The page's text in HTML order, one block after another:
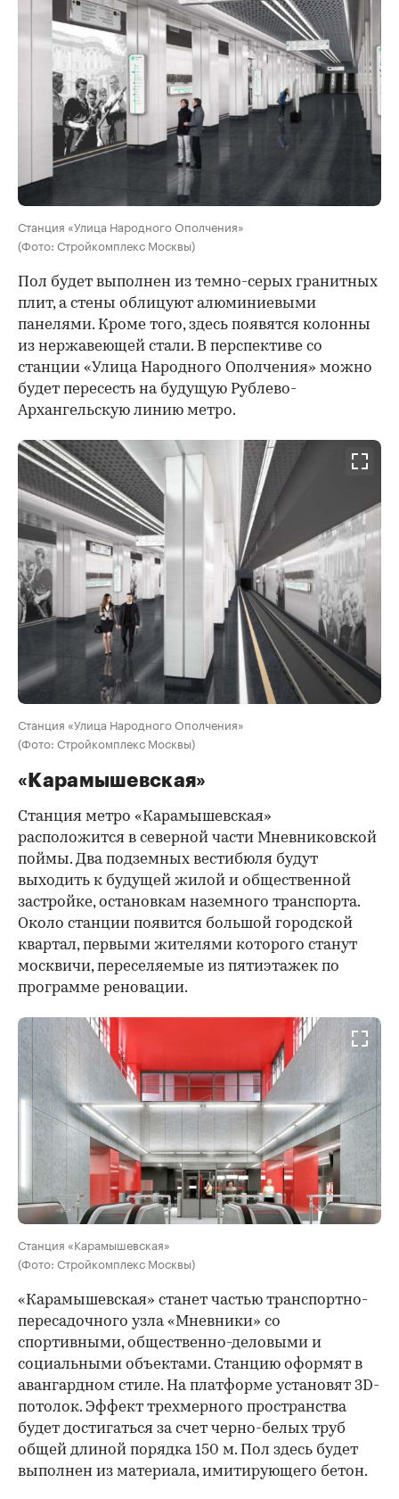
Станция «Улица Народного Ополчения»
(Фото: Стройкомплекс Москвы)
Пол будет выполнен из темно-серых гранитных
плит, а стены облицуют алюминиевыми
панелями. Кроме того, здесь появятся колонны
из нержавеющей стали. В перспективе со
станции «Улица Народного Ополчения» можно
будет пересесть на будущую Рублево-
Архангельскую линию метро.
Станция «Улица Народного Ополчения»
(Фото: Стройкомплекс Москвы)
«Карамышевская»
Станция метро «Карамышевская»
расположится в северной части Мневниковской
поймы. Два подземных вестибюля будут
выходить к будущей жилой и общественной
застройке, остановкам наземного транспорта.
Около станции появится большой городской
квартал, первыми жителями которого станут
москвичи, переселяемые из пятиэтажек по
программе реновации.
Станция «Карамышевская»
(Фото: Стройкомплекс Москвы)
«Карамышевская» станет частью транспортно-
пересадочного узла «Мневники» со
спортивными, общественно-деловыми и
социальными объектами. Станцию оформят в
авангардном стиле. На платформе установят 3D-
потолок. Эффект трехмерного пространства
будет достигаться за счет черно-белых труб
общей длиной порядка 150 м. Пол здесь будет
выполнен из материала, имитирующего бетон.